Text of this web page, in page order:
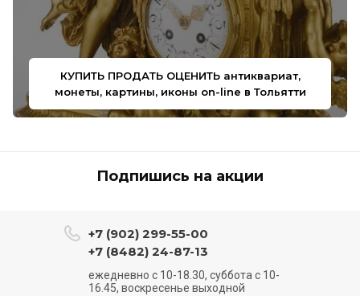
КУПИТЬ ПРОДАТЬ ОЦЕНИТЬ антиквариат,
монеты, картины, иконы on-line в Тольятти
Подпишись на акции
+7 (902) 299-55-00
+7 (8482) 24-87-13
ежедневно с 10-18.30, суббота с 10-
16.45, воскресенье выходной